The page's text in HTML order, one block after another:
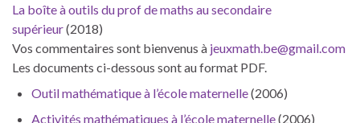
La boîte à outils du prof de maths au secondaire
supérieur(2018)
Vos commentaires sont bienvenus à jeuxmath.be@gmail.com
Les documents ci-dessous sont au format PDF.
Outil mathématique à l’école maternelle(2006)
Activités mathématiques à l’école maternelle(2006)